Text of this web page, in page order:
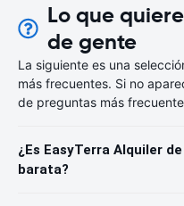
Lo que
de gente
La siguiente es una
más frecuentes. Si no
de preguntas más
¿Es EasyTerra Alquiler
barata?